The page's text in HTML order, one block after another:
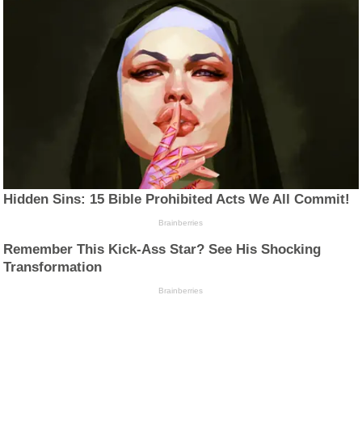
Hidden Sins: 15 Bible Prohibited Acts We All Commit!
Brainberries
Remember This Kick-Ass Star? See His Shocking
Transformation
Brainberries